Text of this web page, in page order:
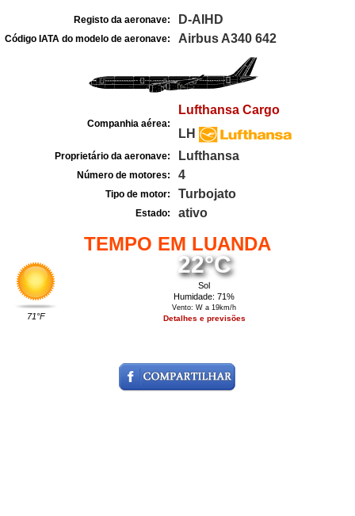
Registo da aeronave: D-AIHD
Código IATA do modelo de aeronave: Airbus A340 642
Companhia aérea:
Lufthansa Cargo
LH
Proprietário da aeronave: Lufthansa
Número de motores: 4
Tipo de motor: Turbojato
Estado: ativo
TEMPO EM LUANDA
71°F
22°C
Sol
Humidade: 71%
Vento: W a 19km/h
Detalhes e previsões